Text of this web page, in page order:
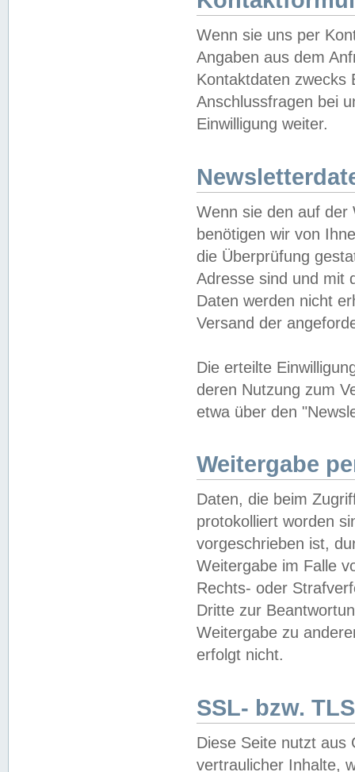
Wenn sie uns per
Angaben aus dem
Kontaktdaten zwecks
Anschlussfragen bei
Einwilligung weiter.
Wenn sie den auf der
benötigen wir von
die Überprüfung
Adresse sind und mit
Daten werden nicht
Versand der
Die erteilte
deren Nutzung zum
etwa über den
Weitergabe
Daten, die beim
protokolliert worden
vorgeschrieben ist,
Weitergabe im Falle
Rechts- oder
Dritte zur
Weitergabe zu
erfolgt nicht.
SSL- bzw.
Diese Seite nutzt aus
vertraulicher Inhalte,